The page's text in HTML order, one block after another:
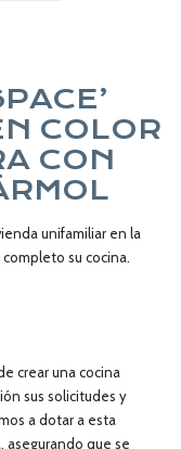
COLOR
CON
unifamiliar en la
su cocina.
crear una cocina
sus solicitudes y
a dotar a esta
asegurando que se